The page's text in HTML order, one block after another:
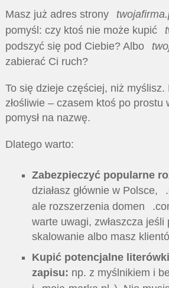
Masz już adres strony
pomyśl: czy ktoś nie może kupić
podszyć się pod Ciebie? Albo
zabierać Ci ruch?
To się dzieje częściej, niż myślisz.
złośliwie – czasem ktoś po prostu
pomysł na nazwę.
Dlatego warto:
Zabezpieczyć popularne
działasz głównie w Polsce,
ale rozszerzenia domen
warte uwagi, zwłaszcza jeśli
skalowanie albo masz
Kupić potencjalne
zapisu: np. z myślnikiem i